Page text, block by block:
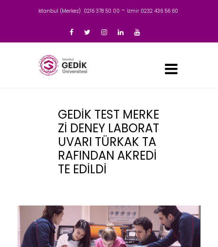
İstanbul (Merkez) 0216 378 50 00 - İzmir 0232 436 56 60
GEDİK TEST MERKE
Zİ DENEY LABORAT
UVARI TÜRKAK TA
RAFINDAN AKREDİ
TE EDİLDİ